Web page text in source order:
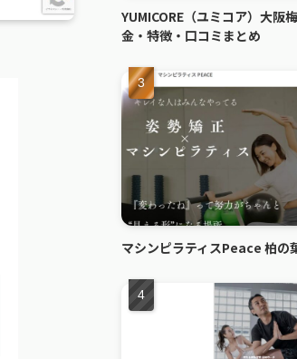
YUMICORE（ユミコア）大阪
金・特徴・口コミまとめ
マシンピラティスPeace 柏の